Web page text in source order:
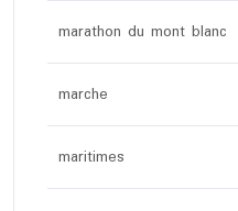
marathon du mont blanc
marche
maritimes